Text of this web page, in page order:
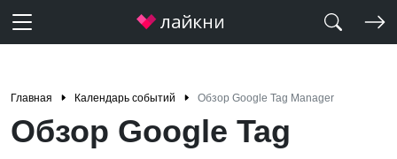
Главная Календарь событий Обзор Google Tag Manager
Обзор Google Tag